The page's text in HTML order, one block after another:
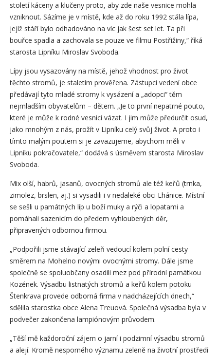
století káceny a klučeny proto, aby zde naše vesnice mohla
vzniknout. Sázíme je v místě, kde až do roku 1992 stála lípa,
jejíž stáří bylo odhadováno na víc jak šest set let. Ta při
bouřce spadla a zachovala se pouze ve filmu Postřižiny,“ říká
starosta Lipníku Miroslav Svoboda.
Lípy jsou vysazovány na místě, jehož vhodnost pro život
těchto stromů, je staletím prověřena. Zástupci vedení obce
předávají tyto mladé stromy k vysázení a „adopci“ těm
nejmladším obyvatelům – dětem. „Je to první nepatrné pouto,
které je může k rodné vesnici vázat. I jim může předurčit osud,
jako mnohým z nás, prožít v Lipníku celý svůj život. A proto i
tímto malým poutem si je zavazujeme, abychom měli v
Lipníku pokračovatele,“ dodává s úsměvem starosta Miroslav
Svoboda.
Mix olší, habrů, jasanů, ovocných stromů ale též keřů (trnka,
zimolez, brslen, aj.) si vysadili i v nedaleké obci Lhánice. Místní
se sešli u památných líp u boží muky a rýči a lopatami a
pomáhali sazenicím do předem vyhloubených děr,
připravených odbornou firmou.
„Podpořili jsme stávající zeleň vedoucí kolem polní cesty
směrem na Mohelno novými ovocnými stromy. Dále jsme
společně se spoluobčany osadili mez pod přírodní památkou
Kozének. Výsadbu listnatých stromů a keřů kolem potoku
Štenkrava provede odborná firma v nadcházejících dnech,“
sdělila starostka obce Alena Treuová. Společná výsadba byla v
podvečer zakončena lampiónovým průvodem.
„Těší mě každoroční zájem o jarní i podzimní výsadbu stromů
a alejí. Kromě nesporného významu zeleně na životní prostředí